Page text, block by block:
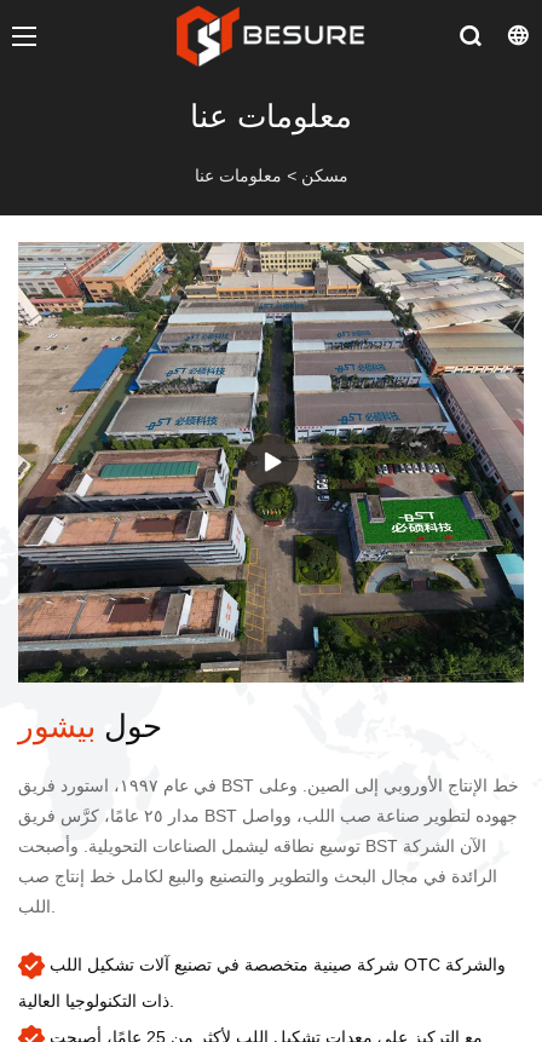
معلومات عنا
مسكن > معلومات عنا
حول بيشور
في عام ١٩٩٧، استورد فريق BST خط الإنتاج الأوروبي إلى الصين. وعلى
مدار ٢٥ عامًا، كرَّس فريق BST جهوده لتطوير صناعة صب اللب، وواصل
توسيع نطاقه ليشمل الصناعات التحويلية. وأصبحت BST الآن الشركة
الرائدة في مجال البحث والتطوير والتصنيع والبيع لكامل خط إنتاج صب